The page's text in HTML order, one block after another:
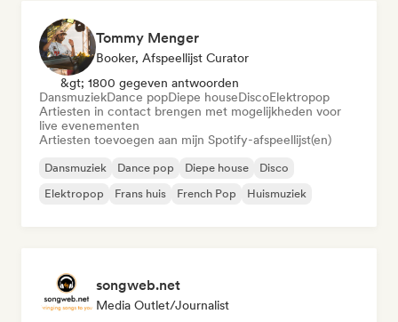
Tommy Menger
Booker, Afspeellijst Curator
&gt; 1800 gegeven antwoorden
DansmuziekDance popDiepe houseDiscoElektropop
Artiesten in contact brengen met mogelijkheden voor
live evenementen
Artiesten toevoegen aan mijn Spotify-afspeellijst(en)
Dansmuziek Dance pop Diepe house
Disco
Elektropop
Frans huis French Pop Huismuziek
songweb.net
Media Outlet/Journalist